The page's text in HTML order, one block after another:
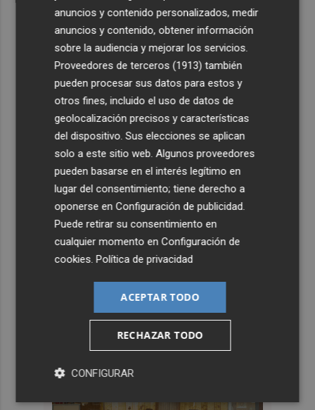
anuncios y contenido personalizados, medir
anuncios y contenido, obtener información
sobre la audiencia y mejorar los servicios.
Proveedores de terceros (1913) también
pueden procesar sus datos para estos y
otros fines, incluido el uso de datos de
geolocalización precisos y características
del dispositivo. Sus elecciones se aplican
solo a este sitio web. Algunos proveedores
pueden basarse en el interés legítimo en
lugar del consentimiento; tiene derecho a
oponerse enConfiguración de publicidad.
Puede retirar su consentimiento en
cualquier momento enConfiguración de
cookies.Política de privacidad
ACEPTAR TODO
RECHAZAR TODO
CONFIGURAR